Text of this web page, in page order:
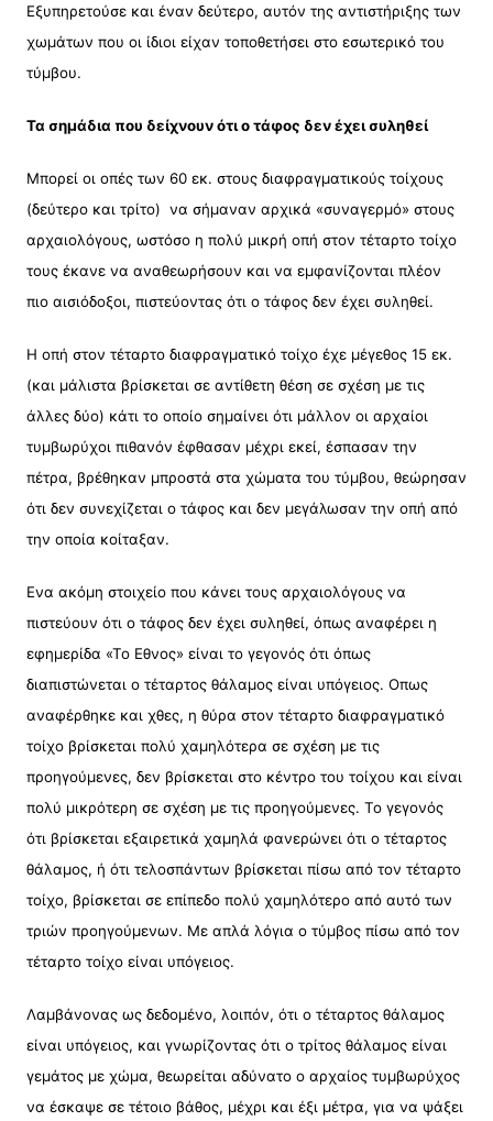
Εξυπηρετούσε και έναν δεύτερο, αυτόν της αντιστήριξης των
χωμάτων που οι ίδιοι είχαν τοποθετήσει στο εσωτερικό του
τύμβου.
Τα σημάδια που δείχνουν ότι ο τάφος δεν έχει συληθεί
Μπορεί οι οπές των 60 εκ. στους διαφραγματικούς τοίχους
(δεύτερο και τρίτο) να σήμαναν αρχικά «συναγερμό» στους
αρχαιολόγους, ωστόσο η πολύ μικρή οπή στον τέταρτο τοίχο
τους έκανε να αναθεωρήσουν και να εμφανίζονται πλέον
πιο αισιόδοξοι, πιστεύοντας ότι ο τάφος δεν έχει συληθεί.
Η οπή στον τέταρτο διαφραγματικό τοίχο έχε μέγεθος 15 εκ.
(και μάλιστα βρίσκεται σε αντίθετη θέση σε σχέση με τις
άλλες δύο) κάτι το οποίο σημαίνει ότι μάλλον οι αρχαίοι
τυμβωρύχοι πιθανόν έφθασαν μέχρι εκεί, έσπασαν την
πέτρα, βρέθηκαν μπροστά στα χώματα του τύμβου, θεώρησαν
ότι δεν συνεχίζεται ο τάφος και δεν μεγάλωσαν την οπή από
την οποία κοίταξαν.
Ενα ακόμη στοιχείο που κάνει τους αρχαιολόγους να
πιστεύουν ότι ο τάφος δεν έχει συληθεί, όπως αναφέρει η
εφημερίδα «Το Εθνος» είναι το γεγονός ότι όπως
διαπιστώνεται ο τέταρτος θάλαμος είναι υπόγειος. Οπως
αναφέρθηκε και χθες, η θύρα στον τέταρτο διαφραγματικό
τοίχο βρίσκεται πολύ χαμηλότερα σε σχέση με τις
προηγούμενες, δεν βρίσκεται στο κέντρο του τοίχου και είναι
πολύ μικρότερη σε σχέση με τις προηγούμενες. Το γεγονός
ότι βρίσκεται εξαιρετικά χαμηλά φανερώνει ότι ο τέταρτος
θάλαμος, ή ότι τελοσπάντων βρίσκεται πίσω από τον τέταρτο
τοίχο, βρίσκεται σε επίπεδο πολύ χαμηλότερο από αυτό των
τριών προηγούμενων. Με απλά λόγια ο τύμβος πίσω από τον
τέταρτο τοίχο είναι υπόγειος.
Λαμβάνονας ως δεδομένο, λοιπόν, ότι ο τέταρτος θάλαμος
είναι υπόγειος, και γνωρίζοντας ότι ο τρίτος θάλαμος είναι
γεμάτος με χώμα, θεωρείται αδύνατο ο αρχαίος τυμβωρύχος
να έσκαψε σε τέτοιο βάθος, μέχρι και έξι μέτρα, για να ψάξει